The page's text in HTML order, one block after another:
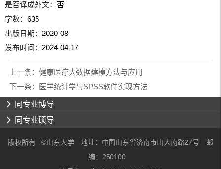
是否译成外文：否
字数：635
出版日期： 2020-08
发布时间： 2024-04-17
上一条： 健康医疗大数据建模方法与应用
下一条：
医学统计学与SPSS软件实现方法
同专业博导
同专业硕导
版权所有 ©山东大学 地址：中国山东省济南市山大南路27号 邮
编：250100